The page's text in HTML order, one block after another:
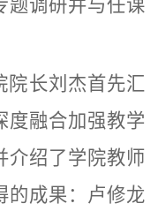
题调研并与任课
院长刘杰首先汇
度融合加强教学
介绍了学院教师
的成果：卢修龙